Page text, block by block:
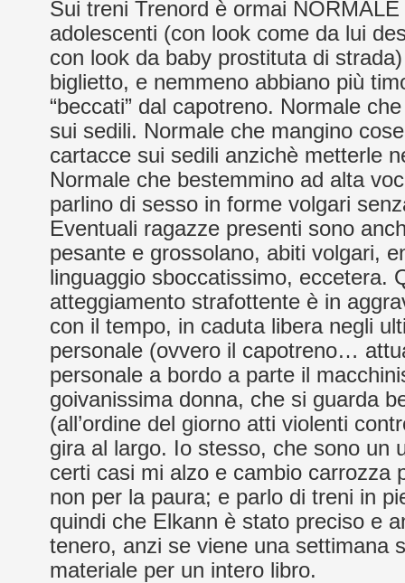
Sui treni Trenord è ormai
adolescenti (con look come da lui
con look da baby prostituta di
biglietto, e nemmeno abbiano più
“beccati” dal capotreno. Normale
sui sedili. Normale che mangino
cartacce sui sedili anzichè metterle
Normale che bestemmino ad alta
parlino di sesso in forme volgari
Eventuali ragazze presenti sono
pesante e grossolano, abiti volgari,
linguaggio sboccatissimo, eccetera.
atteggiamento strafottente è in
con il tempo, in caduta libera negli
personale (ovvero il capotreno…
personale a bordo a parte il
goivanissima donna, che si guarda
(all’ordine del giorno atti violenti
gira al largo. Io stesso, che sono un
certi casi mi alzo e cambio carrozza
non per la paura; e parlo di treni in
quindi che Elkann è stato preciso e
tenero, anzi se viene una settimana
materiale per un intero libro.